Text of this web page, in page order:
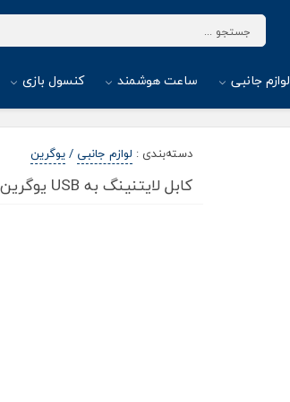
لوازم جانبی ساعت هوشمند کنسول بازی
دسته‌بندی : لوازم جانبی /یوگرین
کابل لایتنینگ به USB یوگرین مدل 80822 طول 1 متر